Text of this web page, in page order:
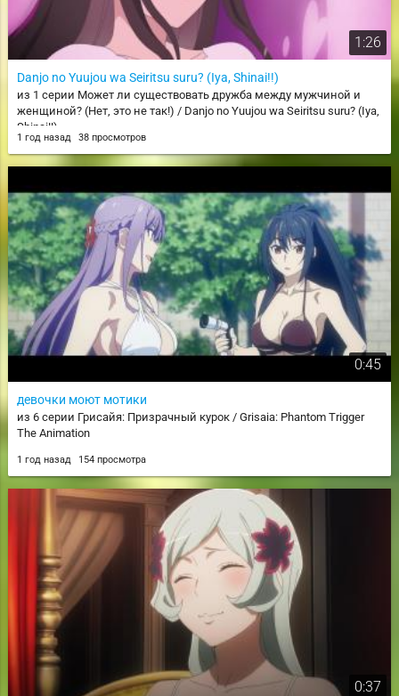
1:26
Danjo no Yuujou wa Seiritsu suru? (Iya, Shinai!!)
из 1 серии Может ли существовать дружба между мужчиной и
женщиной? (Нет, это не так!) / Danjo no Yuujou wa Seiritsu suru? (Iya,
Shinai!!)
1 год назад 38 просмотров
0:45
девочки моют мотики
из 6 серии Грисайя: Призрачный курок / Grisaia: Phantom Trigger
The Animation
1 год назад 154 просмотра
0:37